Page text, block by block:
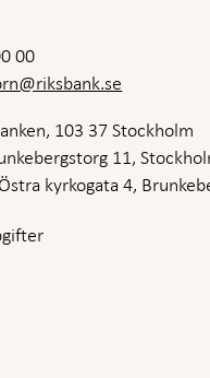
00
103 37 Stockholm
11,
kyrkogata 4,